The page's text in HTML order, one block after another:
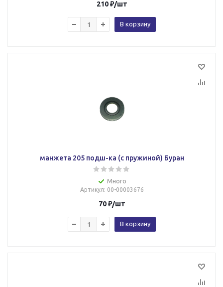
210₽/шт
В корзину
манжета 205 подш-ка (с пружиной) Буран
Много
Артикул: 00-00003676
70₽/шт
В корзину